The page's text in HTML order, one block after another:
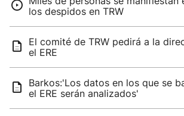
los despidos en TRW
El comité de TRW pedirá a la
el ERE
Barkos:'Los datos en los que se
el ERE serán analizados'